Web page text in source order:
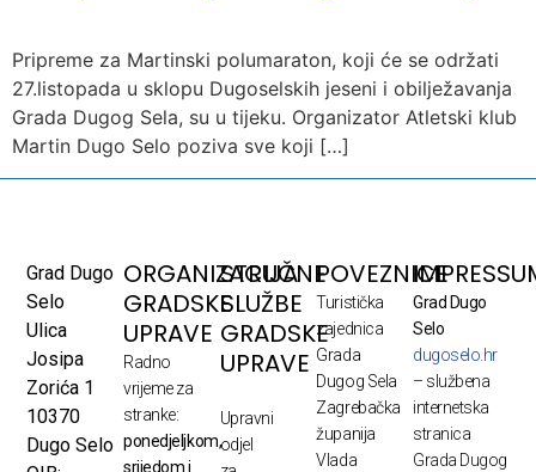
Pripreme za Martinski polumaraton, koji će se održati
27.listopada u sklopu Dugoselskih jeseni i obilježavanja
Grada Dugog Sela, su u tijeku. Organizator Atletski klub
Martin Dugo Selo poziva sve koji […]
Grad Dugo
Selo
Ulica
Josipa
Zorića 1
10370
Dugo Selo
ORGANIZACIJA
GRADSKE
UPRAVE
Radno
vrijeme za
stranke:
ponedjeljkom,
srijedom i
STRUČNE
SLUŽBE
GRADSKE
UPRAVE
Upravni
odjel
POVEZNICE
Turistička
zajednica
Grada
Dugog Sela
Zagrebačka
županija
Vlada
Grad Dugo
Selo
dugoselo.hr
– službena
internetska
stranica
Grada Dugog